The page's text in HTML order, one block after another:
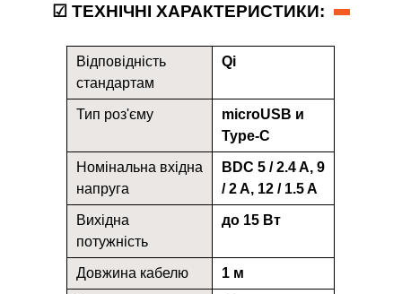
☑ ТЕХНІЧНІ ХАРАКТЕРИСТИКИ:
Відповідність
стандартам
Qi
Тип роз'єму
microUSB и
Type-C
Номінальна вхідна
напруга
ВDC 5 / 2.4 A, 9
/ 2 A, 12 / 1.5 A
Вихідна
потужність
до 15 Вт
Довжина кабелю 1 м